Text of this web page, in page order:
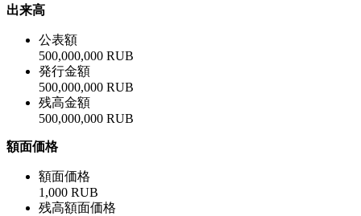
出来高
公表額
500,000,000 RUB
発行金額
500,000,000 RUB
残高金額
500,000,000 RUB
額面価格
額面価格
1,000 RUB
残高額面価格